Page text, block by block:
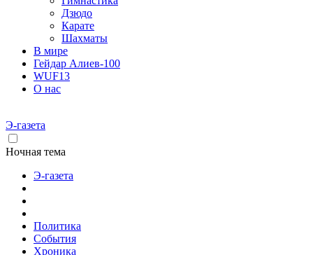
Дзюдо
Карате
Шахматы
В мире
Гейдар Алиев-100
WUF13
О нас
Э-газета
Ночная тема
Э-газета
Политика
События
Хроника